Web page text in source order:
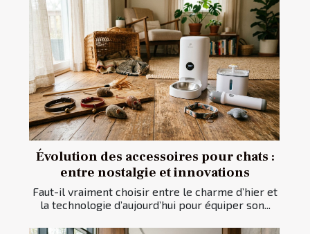
Évolution des accessoires pour chats :
entre nostalgie et innovations
Faut-il vraiment choisir entre le charme d’hier et
la technologie d’aujourd’hui pour équiper son...